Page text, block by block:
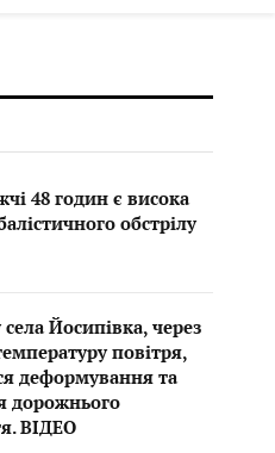
48 годин є висока
обстрілу
Йосипівка, через
повітря,
деформування та
дорожнього
ВІДЕО